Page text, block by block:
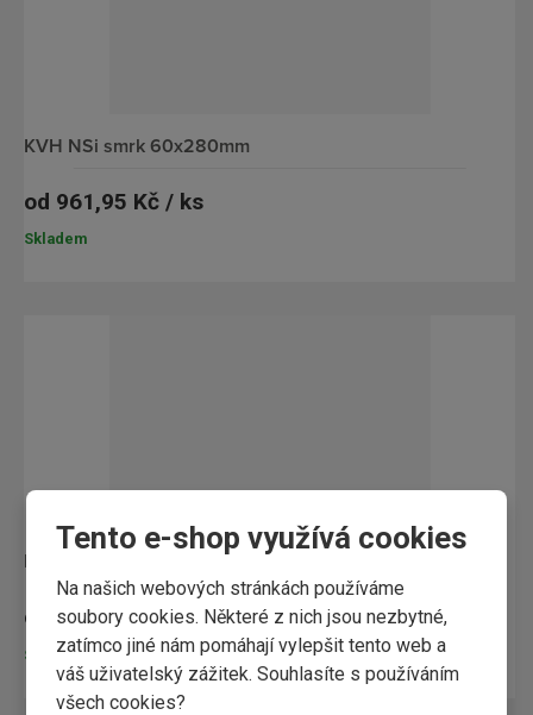
Tento e-shop využívá cookies
Na našich webových stránkách používáme
soubory cookies. Některé z nich jsou nezbytné,
zatímco jiné nám pomáhají vylepšit tento web a
váš uživatelský zážitek. Souhlasíte s používáním
všech cookies?
KVH NSi smrk 60x280mm
od 961,95 Kč / ks
Skladem
KVH NSi smrk 80x120mm
od 447,70 Kč / ks
Skladem